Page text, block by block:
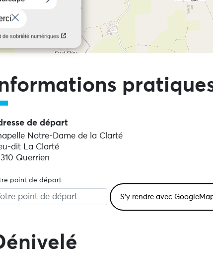
de départ
Notre-Dame de la Clarté
dit La Clarté
Querrien
point de départ